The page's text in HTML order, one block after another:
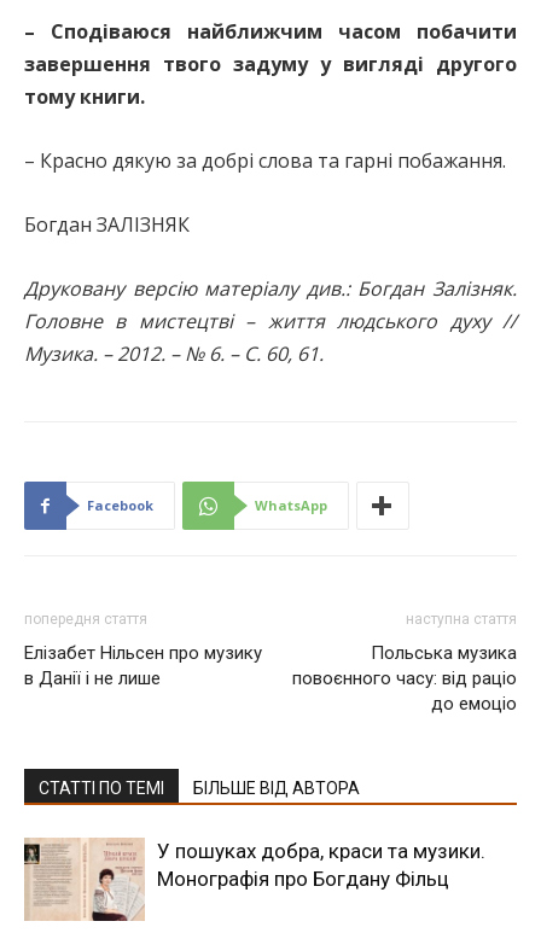
– Сподіваюся найближчим часом побачити
завершення твого задуму у вигляді другого
тому книги.
– Красно дякую за добрі слова та гарні побажання.
Богдан ЗАЛІЗНЯК
Друковану версію матеріалу див.: Богдан Залізняк.
Головне в мистецтві – життя людського духу //
Музика. – 2012. – № 6. – С. 60, 61.
Facebook WhatsApp
попередня стаття
Елізабет Нільсен про музику
в Данії і не лише
наступна стаття
Польська музика
повоєнного часу: від раціо
до емоціо
СТАТТІ ПО ТЕМІ БІЛЬШЕ ВІД АВТОРА
У пошуках добра, краси та музики.
Монографія про Богдану Фільц